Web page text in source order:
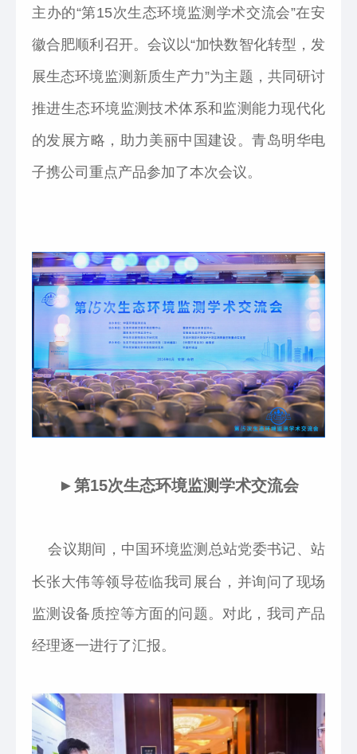
主办的“第15次生态环境监测学术交流会”在安
徽合肥顺利召开。会议以“加快数智化转型，发
展生态环境监测新质生产力”为主题，共同研讨
推进生态环境监测技术体系和监测能力现代化
的发展方略，助力美丽中国建设。青岛明华电
子携公司重点产品参加了本次会议。
►第15次生态环境监测学术交流会
会议期间，中国环境监测总站党委书记、站
长张大伟等领导莅临我司展台，并询问了现场
监测设备质控等方面的问题。对此，我司产品
经理逐一进行了汇报。